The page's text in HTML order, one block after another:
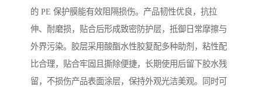
的 PE 保护膜能有效阻隔损伤。产品韧性优良，抗拉
伸、耐磨损，贴合后形成致密防护层，抵御日常摩擦与
外界污染。胶层采用酸酯水性胶复配多种助剂，粘性配
比合理，贴合牢固且撕除便捷，长期使用后留下胶水残
留，不损伤产品表面涂层，保持外观光洁美观。同时可